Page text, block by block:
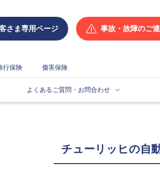
さま専用ページ 事故・故障のご
行保険 傷害保険
よくあるご質問・お問合わせ
チューリッヒの自